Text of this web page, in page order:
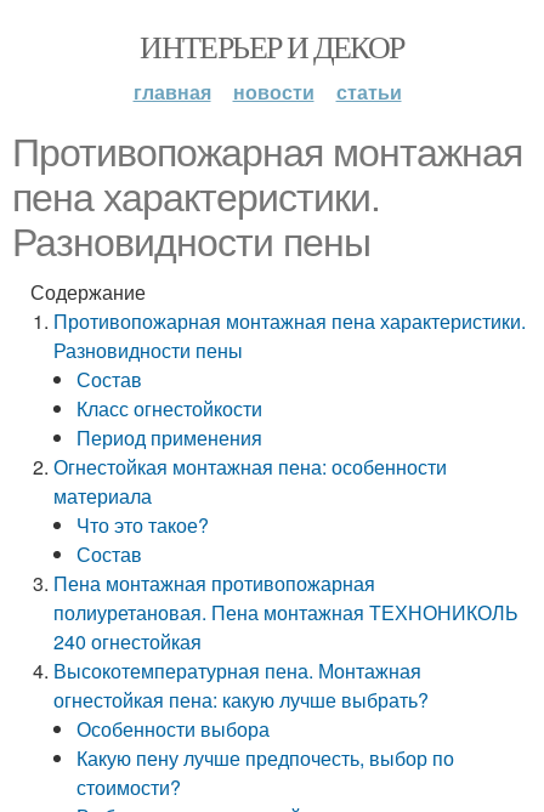
ИНТЕРЬЕР И ДЕКОР
главная новости статьи
Противопожарная монтажная
пена характеристики.
Разновидности пены
Содержание
Противопожарная монтажная пена характеристики.
Разновидности пены
Состав
Класс огнестойкости
Период применения
Огнестойкая монтажная пена: особенности
материала
Что это такое?
Состав
Пена монтажная противопожарная
полиуретановая. Пена монтажная ТЕХНОНИКОЛЬ
240 огнестойкая
Высокотемпературная пена. Монтажная
огнестойкая пена: какую лучше выбрать?
Особенности выбора
Какую пену лучше предпочесть, выбор по
стоимости?